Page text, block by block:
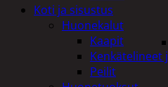
Koti ja sisustus
Huonekalut
Kaapit
Kenkätelineet
Peilit